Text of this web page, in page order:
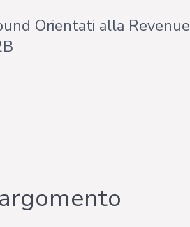
Orientati alla Revenue